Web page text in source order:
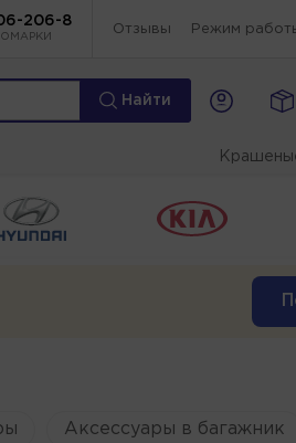
206-8
Отзывы Режим
Найти
Аксессуары в багажник